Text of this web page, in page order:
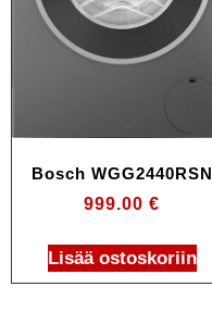
Bosch WGG2440RSN
999.00 €
Lisää ostoskoriin